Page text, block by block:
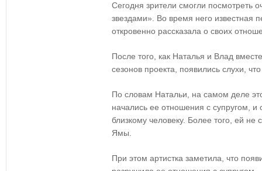
Сегодня зрители смогли посмотреть
звездами». Во время него известная
откровенно рассказала о своих
После того, как Наталья и Влад
сезонов проекта, появились слухи,
По словам Натальи, на самом деле
начались ее отношения с супругом, и
близкому человеку. Более того, ей не
Ямы.
При этом артистка заметила, что